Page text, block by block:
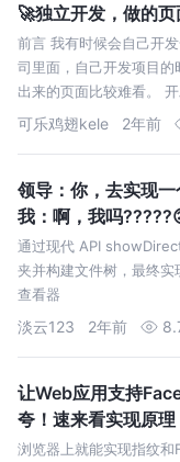
🚀独立开发，做的
前言 我有时候会自己开
司里面，自己开发项目
出来的页面比较难看。
总结了以下的一些画页面
可乐鸡翅kele 2年前
领导：你，去实现一
我：啊，我吗
通过现代 API
夹并构建文件树，最终
查看器
淡云123 2年前
让Web应用支持
夸！速来看实现原理
浏览器上就能实现指纹